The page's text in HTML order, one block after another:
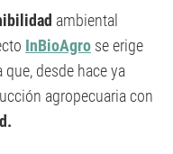
ambiental
InBioAgro se erige
desde hace ya
agropecuaria con